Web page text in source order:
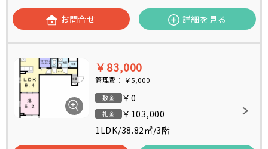
お問合せ 詳細を見る
￥83,000
管理費： ￥5,000
敷金 ￥0
礼金
￥103,000
1LDK/38.82㎡/3階